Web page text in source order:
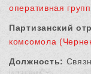
оперативная
Партизанский
комсомола
Должность: